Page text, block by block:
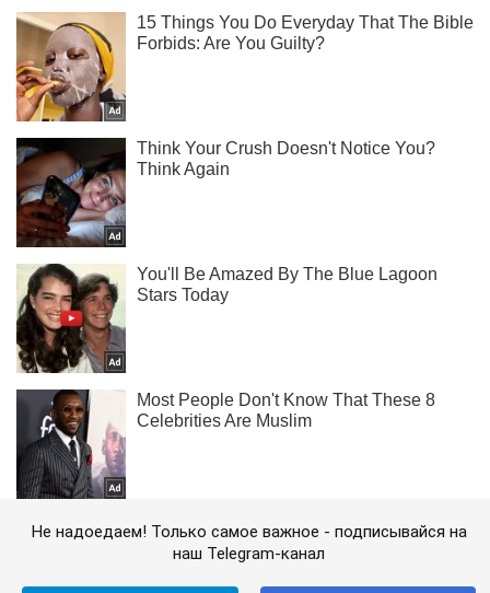
Не надоедаем! Только самое важное - подписывайся на
наш Telegram-канал